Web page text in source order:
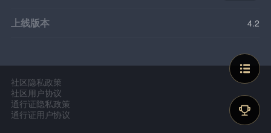
上线版本 4.2
社区隐私政策
社区用户协议
通行证隐私政策
通行证用户协议